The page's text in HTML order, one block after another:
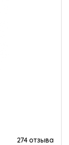
274 отзыва